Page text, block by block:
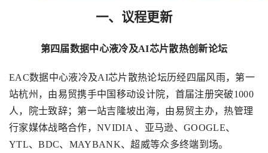
一、议程更新
第四届数据中心液冷及AI芯片散热创新论坛
EAC数据中心液冷及AI芯片散热论坛历经四届风雨，第一
站杭州，由易贸携手中国移动设计院，首届注册突破1000
人，院士致辞；第一站吉隆坡出海，由易贸主办，热管理
行家媒体战略合作， NVIDIA 、亚马逊、GOOGLE、
YTL、BDC、 MAYBANK、超威等众多终端到场。